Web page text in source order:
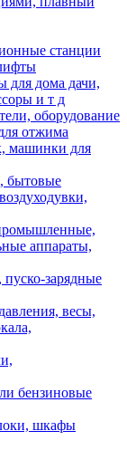
станции
для дома дачи,
и т д
оборудование
отжима
машинки для
бытовые
аппараты,
зарядные
весы,
бензиновые
шкафы